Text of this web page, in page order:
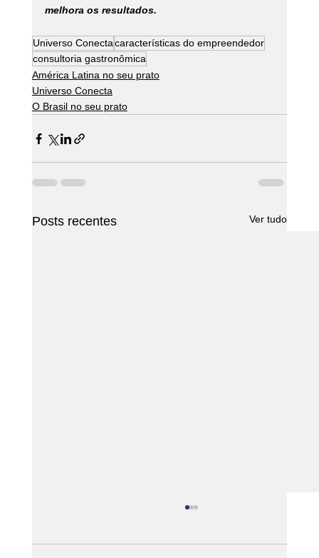
melhora os resultados.
Universo Conectacaracterísticas do empreendedor
consultoria gastronômica
América Latina no seu prato
Universo Conecta
O Brasil no seu prato
Posts recentes Ver tudo